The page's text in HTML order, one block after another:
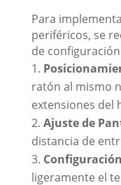
Para
periféricos, se
de
ratón al mismo
extensiones del
Ajuste de
distancia de
ligeramente el